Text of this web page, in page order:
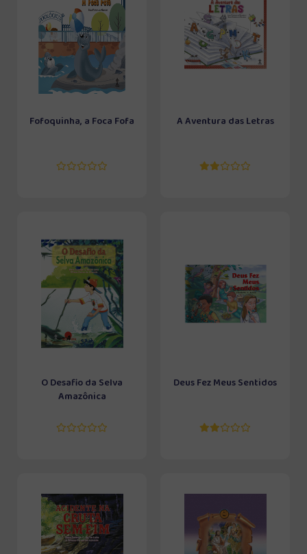
Fofoquinha, a Foca Fofa A Aventura das Letras
O Desafio da Selva
Amazônica
Deus Fez Meus Sentidos